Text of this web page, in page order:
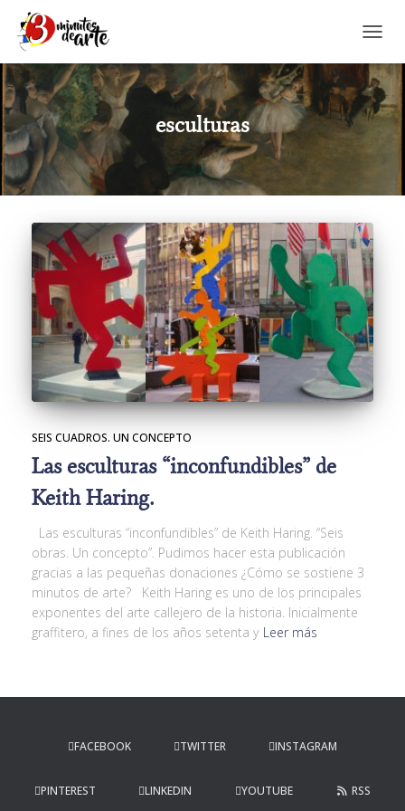
esculturas
SEIS CUADROS. UN CONCEPTO
Las esculturas “inconfundibles” de
Keith Haring.
Las esculturas “inconfundibles” de Keith Haring. “Seis
obras. Un concepto”. Pudimos hacer esta publicación
gracias a las pequeñas donaciones ¿Cómo se sostiene 3
minutos de arte? Keith Haring es uno de los principales
exponentes del arte callejero de la historia. Inicialmente
graffitero, a fines de los años setenta y Leer más
FACEBOOK TWITTER INSTAGRAM
PINTEREST LINKEDIN YOUTUBE RSS